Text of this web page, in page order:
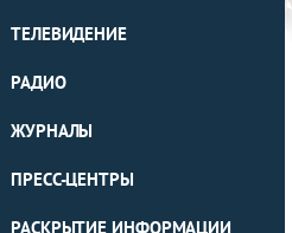
ТЕЛЕВИДЕНИЕ
РАДИО
ЖУРНАЛЫ
ПРЕСС-ЦЕНТРЫ